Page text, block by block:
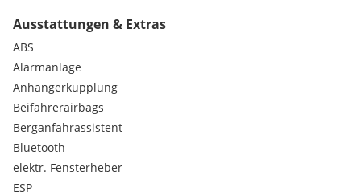
Ausstattungen & Extras
ABS
Alarmanlage
Anhängerkupplung
Beifahrerairbags
Berganfahrassistent
Bluetooth
elektr. Fensterheber
ESP